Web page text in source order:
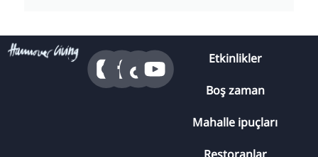
Etkinlikler
Boş zaman
Mahalle ipuçları